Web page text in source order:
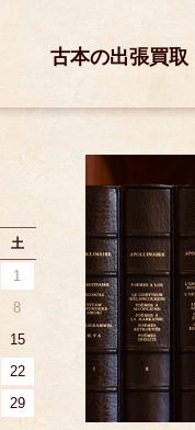
古本の出張買取
土
1
8
15
22
29